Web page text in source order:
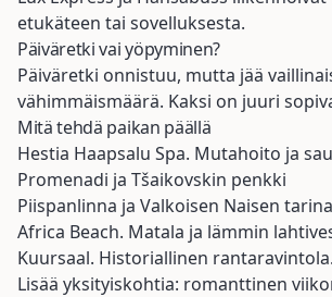
etukäteen tai sovelluksesta.
Päiväretki vai yöpyminen?
Päiväretki onnistuu, mutta jää
vähimmäismäärä. Kaksi on juuri
Mitä tehdä paikan päällä
Hestia Haapsalu Spa. Mutahoito ja
Promenadi ja Tšaikovskin penkki
Piispanlinna ja Valkoisen Naisen tarina
Africa Beach. Matala ja lämmin
Kuursaal. Historiallinen rantaravintola.
Lisää yksityiskohtia: romanttinen